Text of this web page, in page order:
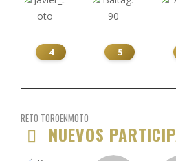
4 5
RETO TOROENMOTO
NUEVOS